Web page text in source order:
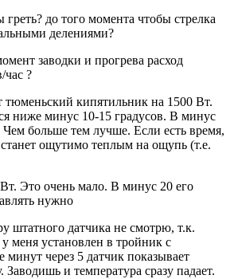
греть? до того момента чтобы стрелка
делениями?
заводки и прогрева расход
час ?
тюменьский кипятильник на 1500 Вт.
ниже минус 10-15 градусов. В минус
больше тем лучше. Если есть время,
станет ощутимо теплым на ощупь (т.е.
Это очень мало. В минус 20 его
нужно
штатного датчика не смотрю, т.к.
меня установлен в тройник с
минут через 5 датчик показывает
Заводишь и температура сразу падает.